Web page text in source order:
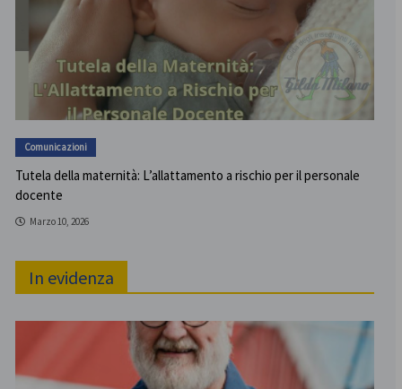
Comunicazioni
Tutela della maternità: L’allattamento a rischio per il personale
docente
Marzo 10, 2026
In evidenza